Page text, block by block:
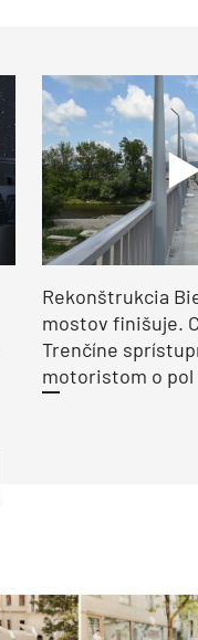
Rekonštrukcia
mostov finišuje.
Trenčíne
motoristom o pol